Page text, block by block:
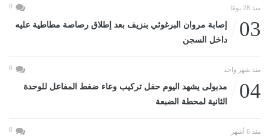
منذ 28 يومًا 0
03
إصابة مروان البرغوثي بنزيف بعد إطلاق رصاصة مطاطية عليه
داخل السجن
منذ شهر واحد 0
04
مدبولى يشهد اليوم حفل تركيب وعاء ضغط المفاعل للوحدة
الثانية لمحطة الضبعة
منذ 6 أشهر 0